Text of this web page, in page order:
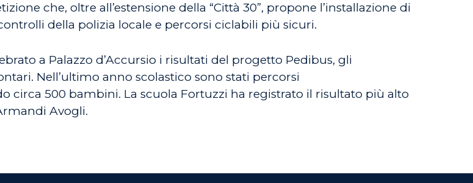
che, oltre all’estensione della “Città 30”, propone l’installazione di
della polizia locale e percorsi ciclabili più sicuri.
a Palazzo d’Accursio i risultati del progetto Pedibus, gli
Nell’ultimo anno scolastico sono stati percorsi
circa 500 bambini. La scuola Fortuzzi ha registrato il risultato più alto
Avogli.